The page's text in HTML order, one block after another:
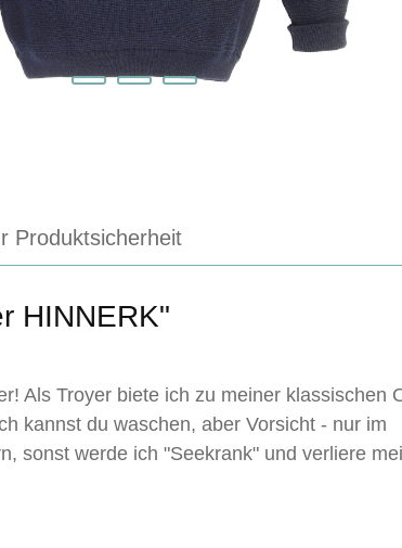
Produktsicherheit
HINNERK"
Als Troyer biete ich zu meiner klassischen
kannst du waschen, aber Vorsicht - nur im
sonst werde ich "Seekrank" und verliere